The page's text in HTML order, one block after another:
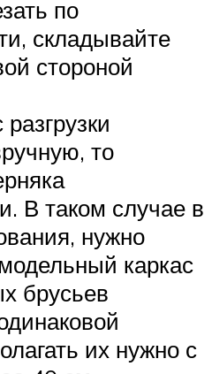
по
складывайте
стороной
то
В таком случае в
нужно
каркас
брусьев
их нужно с